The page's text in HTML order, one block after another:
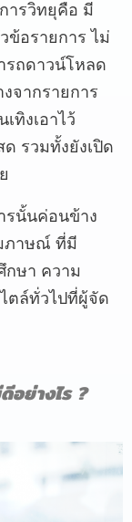
ารวิทยุคือ มี
ข้อรายการ ไม่
รถดาวน์โหลด
จากรายการ
ทิงเอาไว้
รวมทั้งยังเปิด
รนั้นค่อนข้าง
ภาษณ์ ที่มี
กษา ความ
ไตล์ทั่วไปที่ผู้จัด
อย่างไร ?